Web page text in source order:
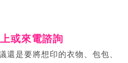
或來電諮詢
還是要將想印的衣物、包包、